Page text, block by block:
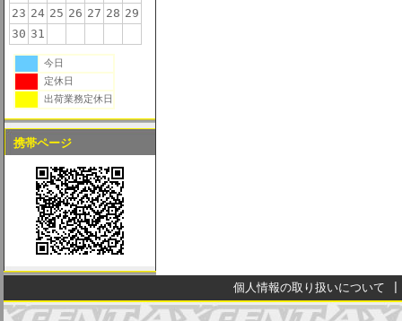
23 24 25 26 27 28 29
30 31
今日
定休日
出荷業務定休日
携帯ページ
個人情報の取り扱いについて